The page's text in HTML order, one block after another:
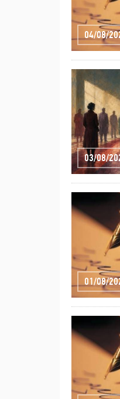
04/08/
03/08/
01/08/